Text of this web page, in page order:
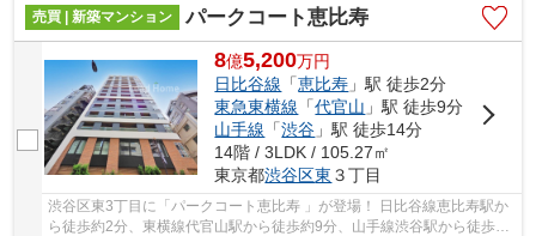
売買 | 新築マンション パークコート恵比寿
8億5,200万円
日比谷線 「恵比寿 」駅 徒歩2分
東急東横線 「代官山 」駅 徒歩9分
山手線 「渋谷 」駅 徒歩14分
14階 / 3LDK / 105.27㎡
東京都渋谷区東 ３丁目
渋谷区東3丁目に「パークコート恵比寿 」が登場！ 日比谷線恵比寿駅か
ら徒歩約2分、東横線代官山駅から徒歩約9分、山手線渋谷駅から徒歩約